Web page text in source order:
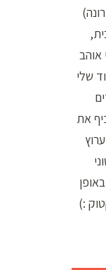
שלי
את
:)